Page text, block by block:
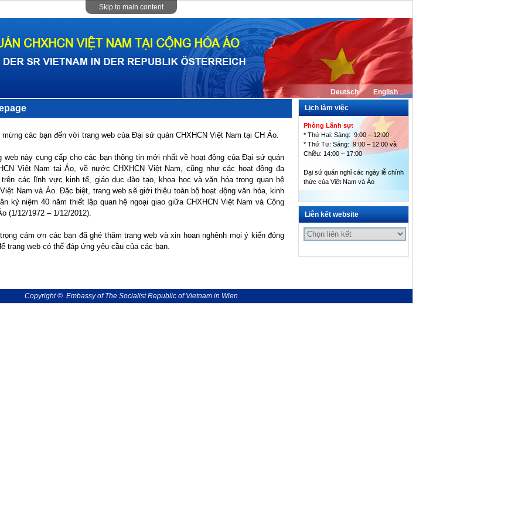
Skip to main content
English
Deutsch
mừng các bạn đến với trang web của Đại sứ quán CHXHCN Việt Nam tại CH Áo.
web này cung cấp cho các bạn thông tin mới nhất về hoạt động của Đại sứ quán
Việt Nam tại Áo, về nước CHXHCN Việt Nam, cũng như các hoạt động đa
trên các lĩnh vực kinh tế, giáo dục đào tạo, khoa học và văn hóa trong quan hệ
Nam và Áo. Đặc biệt, trang web sẽ giới thiệu toàn bộ hoạt động văn hóa, kinh
kỷ niệm 40 năm thiết lập quan hệ ngoại giao giữa CHXHCN Việt Nam và Cộng
(1/12/1972 – 1/12/2012).
cám ơn các bạn đã ghé thăm trang web và xin hoan nghênh mọi ý kiến đóng
trang web có thể đáp ứng yêu cầu của các bạn.
Lịch làm việc
Phòng Lãnh sự:
* Thứ Hai: Sáng: 9:00 – 12:00
* Thứ Tư: Sáng: 9:00 – 12:00 và
Chiều: 14:00 – 17:00
Đại sứ quán nghỉ các ngày lễ chính
thức của Việt Nam và Áo
Liên kết website
Copyright © Embassy of The Socialist Republic of Vietnam in Wien